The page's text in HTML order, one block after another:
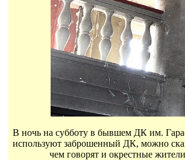
В ночь на субботу в бывшем ДК им.
используют заброшенный ДК, можно
чем говорят и окрестные